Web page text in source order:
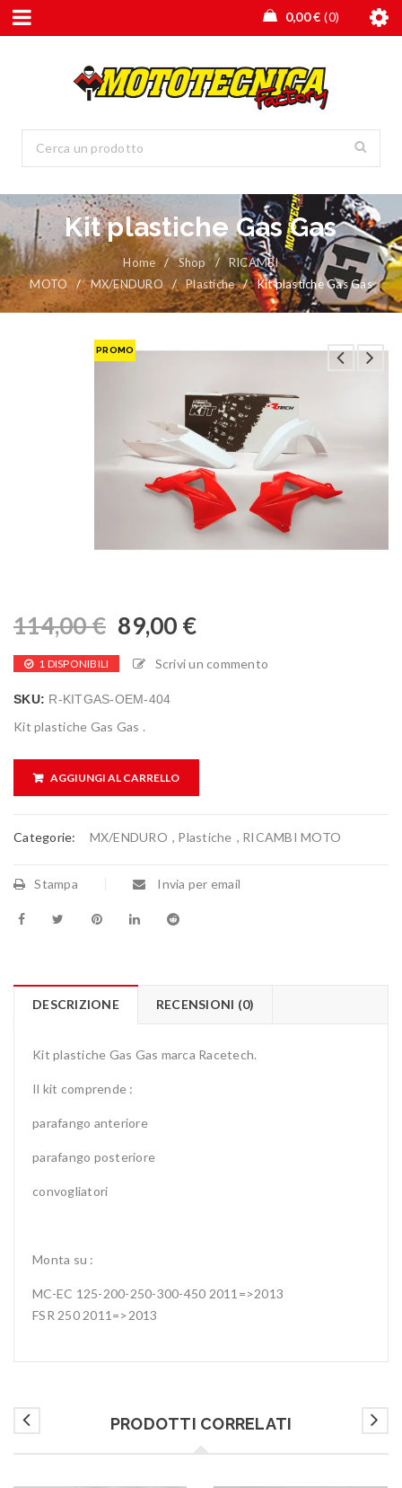
0,00€ 0
Kit plastiche Gas Gas
Home / Shop /
RICAMBI
MOTO
/ MX/ENDURO / Plastiche / Kit plastiche Gas Gas
PROMO
114,00€ 89,00 €
1 DISPONIBILI Scrivi un commento
SKU: R-KITGAS-OEM-404
Kit plastiche Gas Gas .
AGGIUNGI AL CARRELLO
Categorie: MX/ENDURO , Plastiche , RICAMBI MOTO
Stampa Invia per email
DESCRIZIONE RECENSIONI (0)
Kit plastiche Gas Gas marca Racetech.
Il kit comprende :
parafango anteriore
parafango posteriore
convogliatori
Monta su :
MC-EC 125-200-250-300-450 2011=>2013
FSR 250 2011=>2013
PRODOTTI CORRELATI